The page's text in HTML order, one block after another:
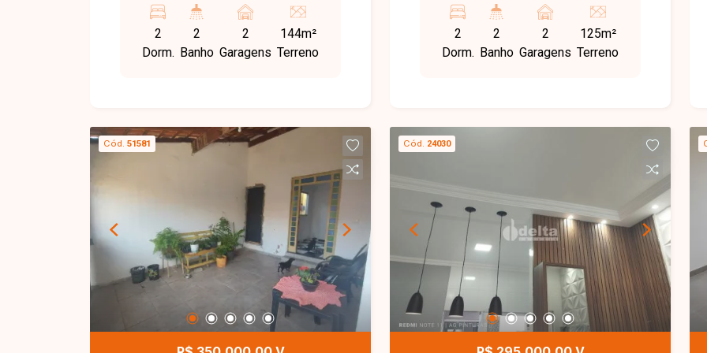
e área de serviço. Garagem para 2
carros.2
Dorm.
2
Banho
2
Garagens
144m²
Terreno
cozinha grande com bancada em
granito, área de serviço, quintal amplo e
garagem para 02 carros.
2
Dorm.
2
Banho
2
Garagens
125m²
Terreno
Cód. 51581 Cód. 24030